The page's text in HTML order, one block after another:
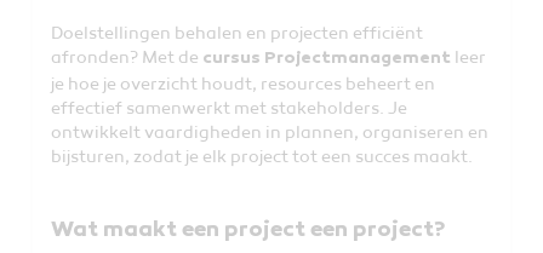
Doelstellingen behalen en projecten efficiënt
afronden? Met de cursus Projectmanagement leer
je hoe je overzicht houdt, resources beheert en
effectief samenwerkt met stakeholders. Je
ontwikkelt vaardigheden in plannen, organiseren en
bijsturen, zodat je elk project tot een succes maakt.
Wat maakt een project een project?